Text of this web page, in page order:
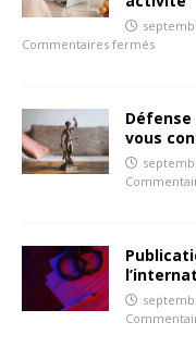
Commentaires fermés
vous